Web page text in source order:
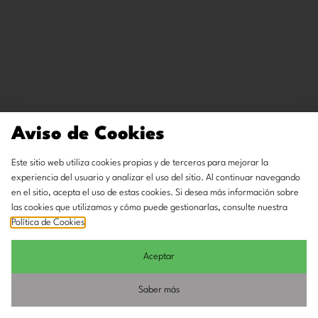
Aviso de Cookies
Este sitio web utiliza cookies propias y de terceros para mejorar la
experiencia del usuario y analizar el uso del sitio. Al continuar navegando
en el sitio, acepta el uso de estas cookies. Si desea más información sobre
las cookies que utilizamos y cómo puede gestionarlas, consulte nuestra
Política de Cookies
Aceptar
Saber más